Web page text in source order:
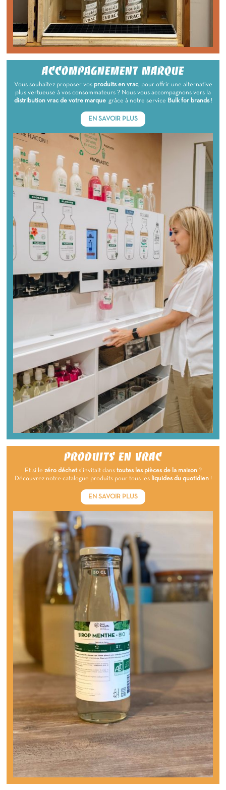
ACCOMPAGNEMENT MARQUE
EN SAVOIR PLUS
Vous souhaitez proposer vos produits en vrac, pour offrir une alternative
plus vertueuse à vos consommateurs ? Nous vous accompagnons vers la
distribution vrac de votre marquegrâce à notre service Bulk for brands!
PRODUITS EN VRAC
EN SAVOIR PLUS
Et si le zéro déchets’invitait dans toutes les pièces de la maison?
Découvrez notre catalogue produits pour tous lesliquides du quotidien!